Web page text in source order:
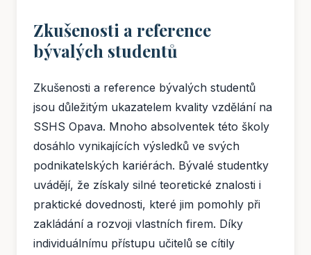
Zkušenosti a reference
bývalých studentů
Zkušenosti a reference bývalých studentů
jsou důležitým ukazatelem kvality vzdělání na
SSHS Opava. Mnoho absolventek této školy
dosáhlo vynikajících výsledků ve svých
podnikatelských kariérách. Bývalé studentky
uvádějí, že získaly silné teoretické znalosti i
praktické dovednosti, které jim pomohly při
zakládání a rozvoji vlastních firem. Díky
individuálnímu přístupu učitelů se cítily